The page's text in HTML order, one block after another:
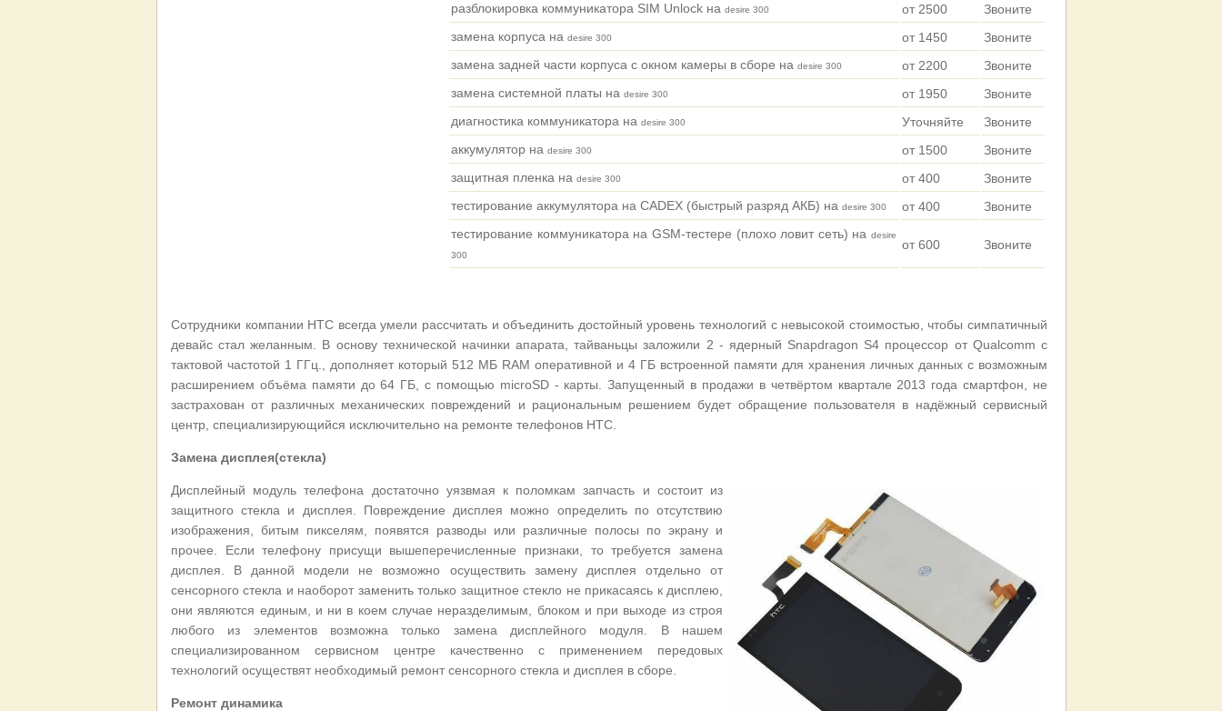
разблокировка коммуникатора SIM Unlock на desire 300 от 2500
Звоните
замена корпуса на desire 300 от 1450
Звоните
замена задней части корпуса с окном камеры в сборе на desire 300 от 2200
Звоните
замена системной платы на desire 300 от 1950
Звоните
диагностика коммуникатора на desire 300 Уточняйте
Звоните
аккумулятор на desire 300 от 1500
Звоните
защитная пленка на desire 300 от 400
Звоните
тестирование аккумулятора на CADEX (быстрый разряд АКБ) на desire 300 от 400
Звоните
тестирование коммуникатора на GSM-тестере (плохо ловит сеть) на desire
300
от 600 Звоните
Сотрудники компании HTC всегда умели рассчитать и объединить достойный уровень технологий с невысокой стоимостью, чтобы симпатичный
девайс стал желанным. В основу технической начинки апарата, тайваньцы заложили 2 - ядерный Snapdragon S4 процессор от Qualcomm с
тактовой частотой 1 ГГц., дополняет который 512 МБ RAM оперативной и 4 ГБ встроенной памяти для хранения личных данных с возможным
расширением объёма памяти до 64 ГБ, с помощью microSD - карты. Запущенный в продажи в четвёртом квартале 2013 года смартфон, не
застрахован от различных механических повреждений и рациональным решением будет обращение пользователя в надёжный сервисный
центр, специализирующийся исключительно на ремонте телефонов HTC.
Замена дисплея(стекла)
Дисплейный модуль телефона достаточно уязвмая к поломкам запчасть и состоит из
защитного стекла и дисплея. Повреждение дисплея можно определить по отсутствию
изображения, битым пикселям, появятся разводы или различные полосы по экрану и
прочее. Если телефону присущи вышеперечисленные признаки, то требуется замена
дисплея. В данной модели не возможно осуществить замену дисплея отдельно от
сенсорного стекла и наоборот заменить только защитное стекло не прикасаясь к дисплею,
они являются единым, и ни в коем случае неразделимым, блоком и при выходе из строя
любого из элементов возможна только замена дисплейного модуля. В нашем
специализированном сервисном центре качественно с применением передовых
технологий осуществят необходимый ремонт сенсорного стекла и дисплея в сборе.
Ремонт динамика